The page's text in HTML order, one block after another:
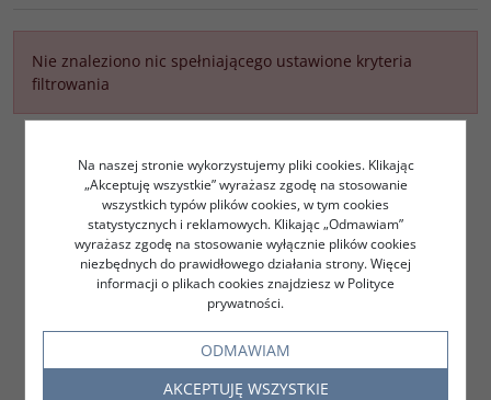
Nie znaleziono nic spełniającego ustawione kryteria
filtrowania
Na naszej stronie wykorzystujemy pliki cookies. Klikając
„Akceptuję wszystkie” wyrażasz zgodę na stosowanie
wszystkich typów plików cookies, w tym cookies
statystycznych i reklamowych. Klikając „Odmawiam”
wyrażasz zgodę na stosowanie wyłącznie plików cookies
niezbędnych do prawidłowego działania strony. Więcej
informacji o plikach cookies znajdziesz w Polityce
prywatności.
ODMAWIAM
AKCEPTUJĘ WSZYSTKIE